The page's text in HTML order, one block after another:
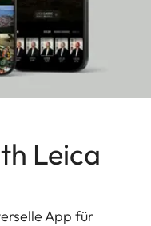
Farben.
Auto-
USB-C auf
Leica
App für